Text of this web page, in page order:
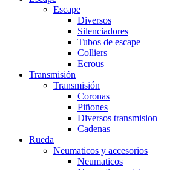
Escape
Diversos
Silenciadores
Tubos de escape
Colliers
Ecrous
Transmisión
Transmisión
Coronas
Piñones
Diversos transmision
Cadenas
Rueda
Neumaticos y accesorios
Neumaticos